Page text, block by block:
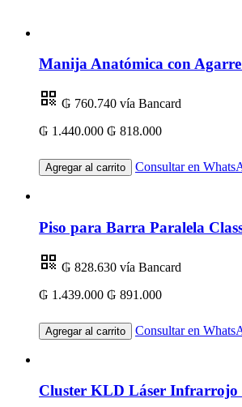
Manija Anatómica con
₲ 760.740 vía Bancard
₲ 1.440.000 ₲ 818.000
Agregar al carrito Consultar en
Piso para Barra Paralela
₲ 828.630 vía Bancard
₲ 1.439.000 ₲ 891.000
Agregar al carrito Consultar en
Cluster KLD Láser